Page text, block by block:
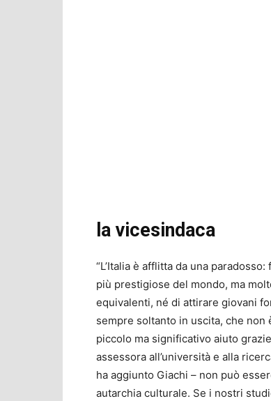
la vicesindaca
“L’Italia è afflitta da una
più prestigiose del mondo, ma
equivalenti, né di attirare giovani
sempre soltanto in uscita, che
piccolo ma significativo aiuto
assessora all’università e alla
ha aggiunto Giachi – non può
autarchia culturale. Se i nostri